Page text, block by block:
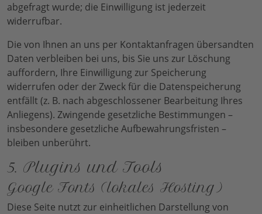
abgefragt wurde; die Einwilligung ist jederzeit
widerrufbar.
Die von Ihnen an uns per Kontaktanfragen übersandten
Daten verbleiben bei uns, bis Sie uns zur Löschung
auffordern, Ihre Einwilligung zur Speicherung
widerrufen oder der Zweck für die Datenspeicherung
entfällt (z. B. nach abgeschlossener Bearbeitung Ihres
Anliegens). Zwingende gesetzliche Bestimmungen –
insbesondere gesetzliche Aufbewahrungsfristen –
bleiben unberührt.
5. Plugins und Tools
Google Fonts (lokales Hosting)
Diese Seite nutzt zur einheitlichen Darstellung von